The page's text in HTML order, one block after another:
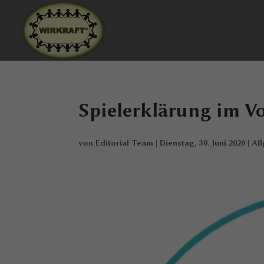
Spielerklärung im
von Editorial Team | Dienstag, 30. Juni 2020|